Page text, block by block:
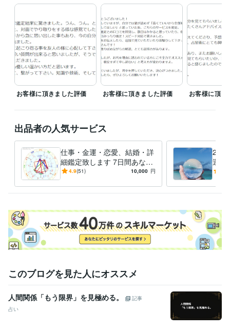
お客様に頂きました評価 お客様に頂きました評価 お客様に頂き
出品者の人気サービス
仕事・金運・恋愛、結婚・詳
細鑑定致します 7日間あなた
を西洋占星術で占います。土
4.9(51) 10,000 円
運勢
ット
このブログを見た人にオススメ
人間関係「もう限界」を見極める。
記事
占い